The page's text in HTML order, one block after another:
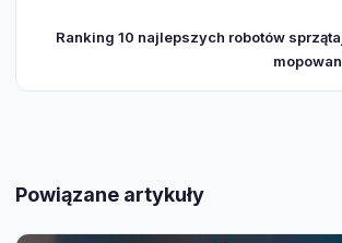
Ranking 10 najlepszych robotów
Powiązane artykuły